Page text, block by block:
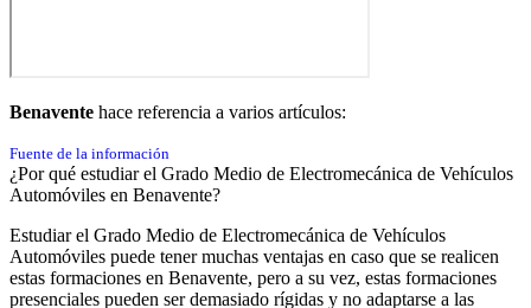
Benavente hace referencia a varios artículos:
Fuente de la información
¿Por qué estudiar el Grado Medio de Electromecánica de Vehículos
Automóviles en Benavente?
Estudiar el Grado Medio de Electromecánica de Vehículos
Automóviles puede tener muchas ventajas en caso que se realicen
estas formaciones en Benavente, pero a su vez, estas formaciones
presenciales pueden ser demasiado rígidas y no adaptarse a las